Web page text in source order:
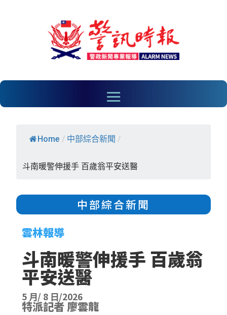
Home / 中部綜合新聞 /
斗南暖警伸援手 百歲翁平安送醫
中部綜合新聞
雲林報導
斗南暖警伸援手 百歲翁
平安送醫
5 月/ 8 日/2026
特派記者 廖雲龍